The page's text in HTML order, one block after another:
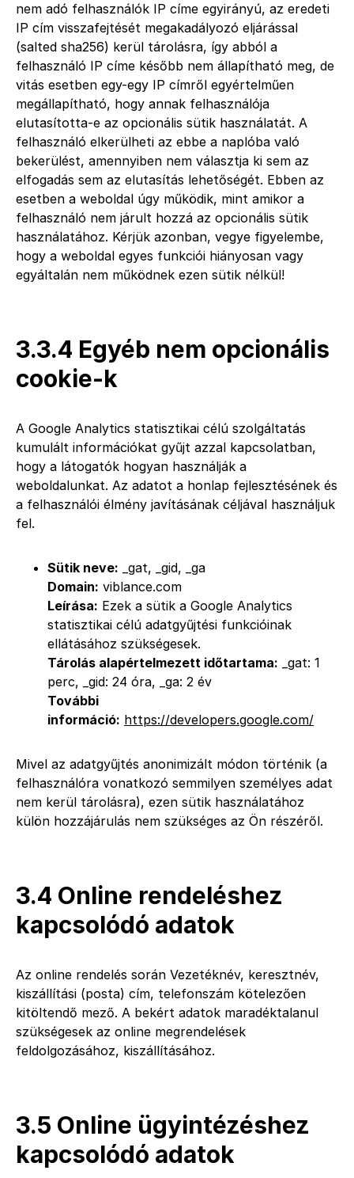
nem adó felhasználók IP címe egyirányú, az eredeti
IP cím visszafejtését megakadályozó eljárással
(salted sha256) kerül tárolásra, így abból a
felhasználó IP címe később nem állapítható meg, de
vitás esetben egy-egy IP címről egyértelműen
megállapítható, hogy annak felhasználója
elutasította-e az opcionális sütik használatát. A
felhasználó elkerülheti az ebbe a naplóba való
bekerülést, amennyiben nem választja ki sem az
elfogadás sem az elutasítás lehetőségét. Ebben az
esetben a weboldal úgy működik, mint amikor a
felhasználó nem járult hozzá az opcionális sütik
használatához. Kérjük azonban, vegye figyelembe,
hogy a weboldal egyes funkciói hiányosan vagy
egyáltalán nem működnek ezen sütik nélkül!
3.3.4 Egyéb nem opcionális
cookie-k
A Google Analytics statisztikai célú szolgáltatás
kumulált információkat gyűjt azzal kapcsolatban,
hogy a látogatók hogyan használják a
weboldalunkat. Az adatot a honlap fejlesztésének és
a felhasználói élmény javításának céljával használjuk
fel.
Sütik neve: _gat, _gid, _ga
Domain: viblance.com
Leírása: Ezek a sütik a Google Analytics
statisztikai célú adatgyűjtési funkcióinak
ellátásához szükségesek.
Tárolás alapértelmezett időtartama: _gat: 1
perc, _gid: 24 óra, _ga: 2 év
További
információ: https://developers.google.com/
Mivel az adatgyűjtés anonimizált módon történik (a
felhasználóra vonatkozó semmilyen személyes adat
nem kerül tárolásra), ezen sütik használatához
külön hozzájárulás nem szükséges az Ön részéről.
3.4 Online rendeléshez
kapcsolódó adatok
Az online rendelés során Vezetéknév, keresztnév,
kiszállítási (posta) cím, telefonszám kötelezően
kitöltendő mező. A bekért adatok maradéktalanul
szükségesek az online megrendelések
feldolgozásához, kiszállításához.
3.5 Online ügyintézéshez
kapcsolódó adatok